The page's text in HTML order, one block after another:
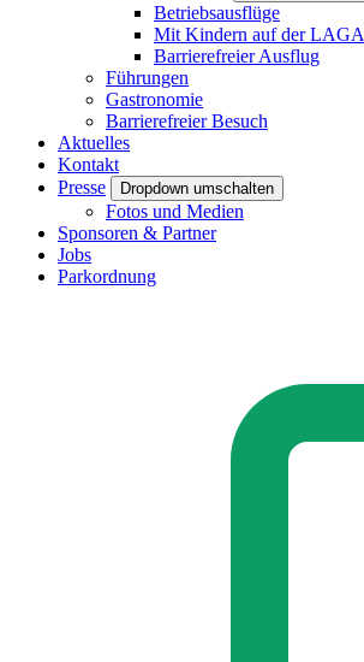
Betriebsausflüge
Mit Kindern auf der LAGA
Barrierefreier Ausflug
Führungen
Gastronomie
Barrierefreier Besuch
Aktuelles
Kontakt
Presse
Dropdown umschalten
Fotos und Medien
Sponsoren & Partner
Jobs
Parkordnung